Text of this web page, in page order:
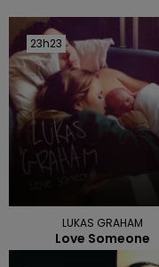
23h23
23h23
LUKAS GRAHAM
Love Someone